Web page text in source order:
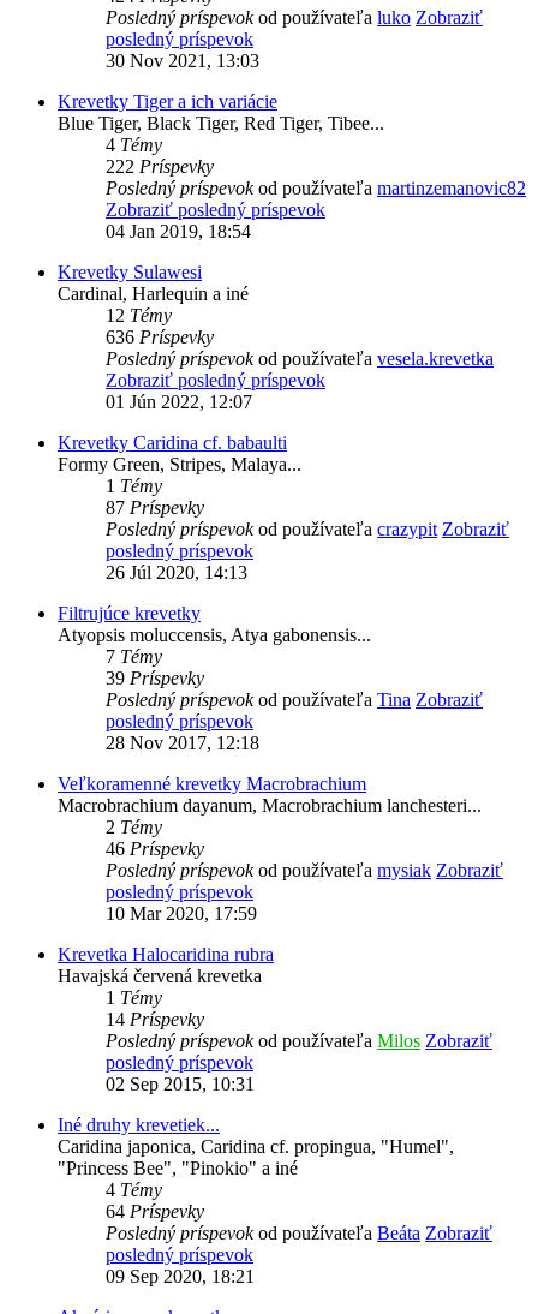
Posledný príspevokod používateľa luko Zobraziť
posledný príspevok
30 Nov 2021, 13:03
Krevetky Tiger a ich variácie
Blue Tiger, Black Tiger, Red Tiger, Tibee...
4 Témy
222 Príspevky
Posledný príspevokod používateľa martinzemanovic82
Zobraziť posledný príspevok
04 Jan 2019, 18:54
Krevetky Sulawesi
Cardinal, Harlequin a iné
12 Témy
636 Príspevky
Posledný príspevokod používateľa vesela.krevetka
Zobraziť posledný príspevok
01 Jún 2022, 12:07
Krevetky Caridina cf. babaulti
Formy Green, Stripes, Malaya...
1 Témy
87 Príspevky
Posledný príspevokod používateľa crazypit Zobraziť
posledný príspevok
26 Júl 2020, 14:13
Filtrujúce krevetky
Atyopsis moluccensis, Atya gabonensis...
7 Témy
39 Príspevky
Posledný príspevokod používateľa Tina Zobraziť
posledný príspevok
28 Nov 2017, 12:18
Veľkoramenné krevetky Macrobrachium
Macrobrachium dayanum, Macrobrachium lanchesteri...
2 Témy
46 Príspevky
Posledný príspevokod používateľa mysiak Zobraziť
posledný príspevok
10 Mar 2020, 17:59
Krevetka Halocaridina rubra
Havajská červená krevetka
1 Témy
14 Príspevky
Posledný príspevokod používateľa Milos Zobraziť
posledný príspevok
02 Sep 2015, 10:31
Iné druhy krevetiek...
Caridina japonica, Caridina cf. propingua, "Humel",
"Princess Bee", "Pinokio" a iné
4 Témy
64 Príspevky
Posledný príspevokod používateľa Beáta Zobraziť
posledný príspevok
09 Sep 2020, 18:21